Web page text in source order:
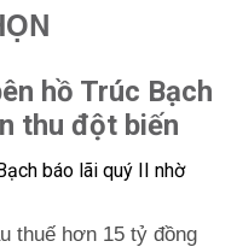
hồ Trúc Bạch
thu đột biến
thuế hơn 15 tỷ đồng